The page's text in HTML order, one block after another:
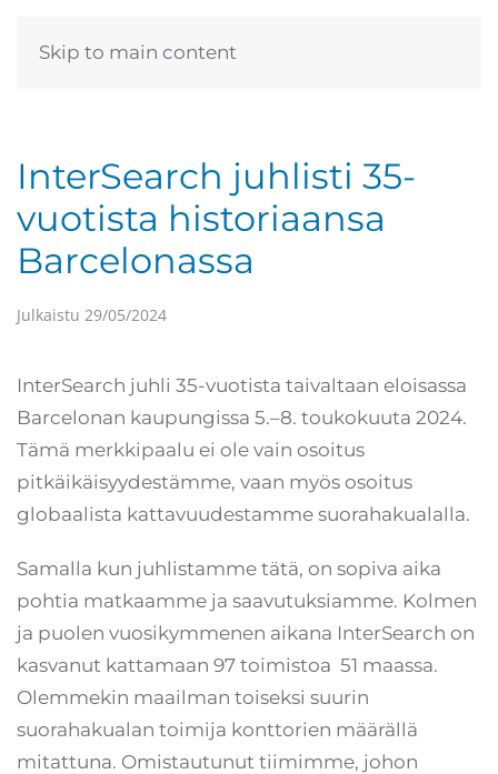
Skip to main content
InterSearch juhlisti 35-
vuotista historiaansa
Barcelonassa
Julkaistu 29/05/2024
InterSearch juhli 35-vuotista taivaltaan eloisassa
Barcelonan kaupungissa 5.–8. toukokuuta 2024.
Tämä merkkipaalu ei ole vain osoitus
pitkäikäisyydestämme, vaan myös osoitus
globaalista kattavuudestamme suorahakualalla.
Samalla kun juhlistamme tätä, on sopiva aika
pohtia matkaamme ja saavutuksiamme. Kolmen
ja puolen vuosikymmenen aikana InterSearch on
kasvanut kattamaan 97 toimistoa 51 maassa.
Olemmekin maailman toiseksi suurin
suorahakualan toimija konttorien määrällä
mitattuna. Omistautunut tiimimme, johon